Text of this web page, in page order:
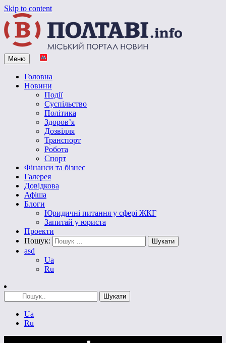
Skip to content
Vpoltave.info
Полтавський портал новин
Меню
Головна
Новини
Події
Суспільство
Політика
Здоров’я
Дозвілля
Транспорт
Робота
Спорт
Фінанси та бізнес
Галерея
Довідкова
Афіша
Блоги
Юридичні питання у сфері ЖКГ
Запитай у юриста
Проекти
Пошук:
asd
Ua
Ru
Ua
Ru